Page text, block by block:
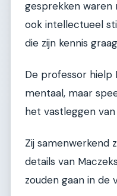
gesprekken waren
ook intellectueel
die zijn kennis
De professor hielp
mentaal, maar
het vastleggen van
Zij samenwerkend
details van
zouden gaan in de